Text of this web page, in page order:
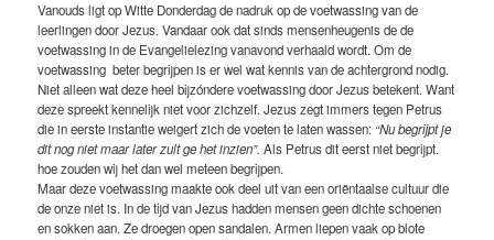
Vanouds ligt op Witte Donderdag de nadruk op de voetwassing van de
leerlingen door Jezus. Vandaar ook dat sinds mensenheugenis de de
voetwassing in de Evangelielezing vanavond verhaald wordt. Om de
voetwassing beter begrijpen is er wel wat kennis van de achtergrond nodig.
Niet alleen wat deze heel bijzóndere voetwassing door Jezus betekent. Want
deze spreekt kennelijk niet voor zichzelf. Jezus zegt immers tegen Petrus
die in eerste instantie weigert zich de voeten te laten wassen: “Nu begrijpt je
dit nog niet maar later zult ge het inzien”. Als Petrus dit eerst niet begrijpt.
hoe zouden wij het dan wel meteen begrijpen.
Maar deze voetwassing maakte ook deel uit van een oriëntaalse cultuur die
de onze niet is. In de tijd van Jezus hadden mensen geen dichte schoenen
en sokken aan. Ze droegen open sandalen. Armen liepen vaak op blote